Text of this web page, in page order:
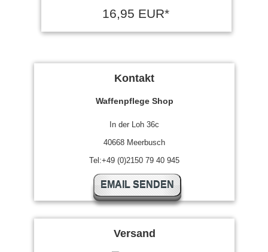
16,95 EUR*
Kontakt
Waffenpflege Shop
In der Loh 36c
40668 Meerbusch
Tel:+49 (0)2150 79 40 945
EMAIL SENDEN
Versand